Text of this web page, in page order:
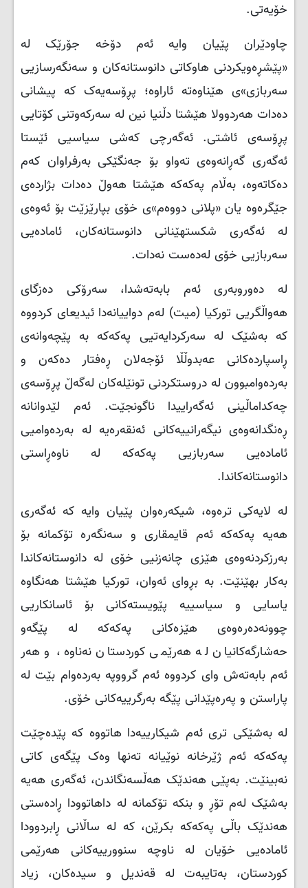
خۆیەتی.
چاودێران پێیان وایە ئەم دۆخە جۆرێک لە
«پێشڕەویکردنی هاوکاتی دانوستانەکان و سەنگەرسازیی
سەربازی»ی هێناوەتە ئاراوە؛ پڕۆسەیەک کە پیشانی
دەدات هەردوولا هێشتا دڵنیا نین لە سەرکەوتنی کۆتایی
پڕۆسەی ئاشتی. ئەگەرچی کەشی سیاسیی ئێستا
ئەگەری گەڕانەوەی تەواو بۆ جەنگێکی بەرفراوان کەم
دەکاتەوە، بەڵام پەکەکە هێشتا هەوڵ دەدات بژاردەی
جێگرەوە یان «پلانی دووەم»ی خۆی بپارێزێت بۆ ئەوەی
لە ئەگەری شکستھێنانی دانوستانەکان، ئامادەیی
سەربازیی خۆی لەدەست نەدات.
لە دەوروبەری ئەم بابەتەشدا، سەرۆکی دەزگای
هەواڵگریی تورکیا (میت) لەم دواییانەدا ئیدیعای کردووە
کە بەشێک لە سەرکردایەتیی پەکەکە بە پێچەوانەی
ڕاسپاردەکانی عەبدوڵڵا ئۆجەلان ڕەفتار دەکەن و
بەردەوامبوون لە دروستکردنی تونێلەکان لەگەڵ پڕۆسەی
چەکداماڵینی ئەگەراییدا ناگونجێت. ئەم لێدوانانە
ڕەنگدانەوەی نیگەرانییەکانی ئەنقەرەیە لە بەردەوامیی
ئامادەیی سەربازیی پەکەکە لە ناوەڕاستی
دانوستانەکاندا.
لە لایەکی ترەوە، شیکەرەوان پێیان وایە کە ئەگەری
هەیە پەکەکە ئەم قایمقاری و سەنگەرە تۆکمانە بۆ
بەرزکردنەوەی هێزی چانەزنیی خۆی لە دانوستانەکاندا
بەکار بهێنێت. بە بڕوای ئەوان، تورکیا هێشتا هەنگاوە
یاسایی و سیاسییە پێویستەکانی بۆ ئاسانکاریی
چوونەدەرەوەی هێزەکانی پەکەکە لە پێگەو
حەشارگەکانیان لە هەرێمی کوردستان نەناوە، و هەر
ئەم بابەتەش وای کردووە ئەم گرووپە بەردەوام بێت لە
پاراستن و پەرەپێدانی پێگە بەرگرییەکانی خۆی.
لە بەشێکی تری ئەم شیکارییەدا هاتووە کە پێدەچێت
پەکەکە ئەم ژێرخانە نوێیانە تەنها وەک پێگەی کاتی
نەبینێت. بەپێی هەندێک هەڵسەنگاندن، ئەگەری هەیە
بەشێک لەم تۆڕ و بنکە تۆکمانە لە داهاتوودا ڕادەستی
هەندێک باڵی پەکەکە بکرێن، کە لە ساڵانی ڕابردوودا
ئامادەیی خۆیان لە ناوچە سنوورییەکانی هەرێمی
کوردستان، بەتایبەت لە قەندیل و سیدەکان، زیاد